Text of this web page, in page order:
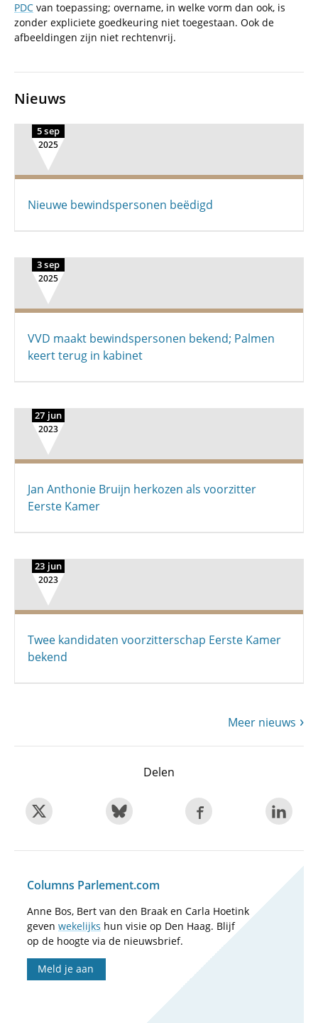
PDC van toepassing; overname, in welke vorm dan ook, is
zonder expliciete goedkeuring niet toegestaan. Ook de
afbeeldingen zijn niet rechtenvrij.
Nieuws
5 sep
2025
Nieuwe bewindspersonen beëdigd
3 sep
2025
VVD maakt bewindspersonen bekend; Palmen
keert terug in kabinet
27 jun
2023
Jan Anthonie Bruijn herkozen als voorzitter
Eerste Kamer
23 jun
2023
Twee kandidaten voorzitterschap Eerste Kamer
bekend
Meer nieuws
Delen
Columns Parlement.com
Anne Bos, Bert van den Braak en Carla Hoetink
geven wekelijks hun visie op Den Haag. Blijf
op de hoogte via de nieuwsbrief.
Meld je aan